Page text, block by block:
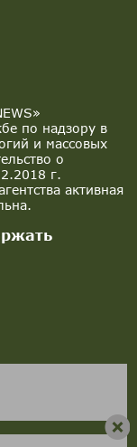
по надзору в
и массовых
о
г.
активная